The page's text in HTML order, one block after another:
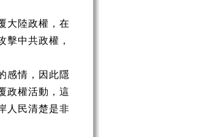
大陸政權，在
中共政權，
感情，因此隱
政權活動，這
人民清楚是非